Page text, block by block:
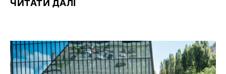
ЧИТАТИ ДАЛІ